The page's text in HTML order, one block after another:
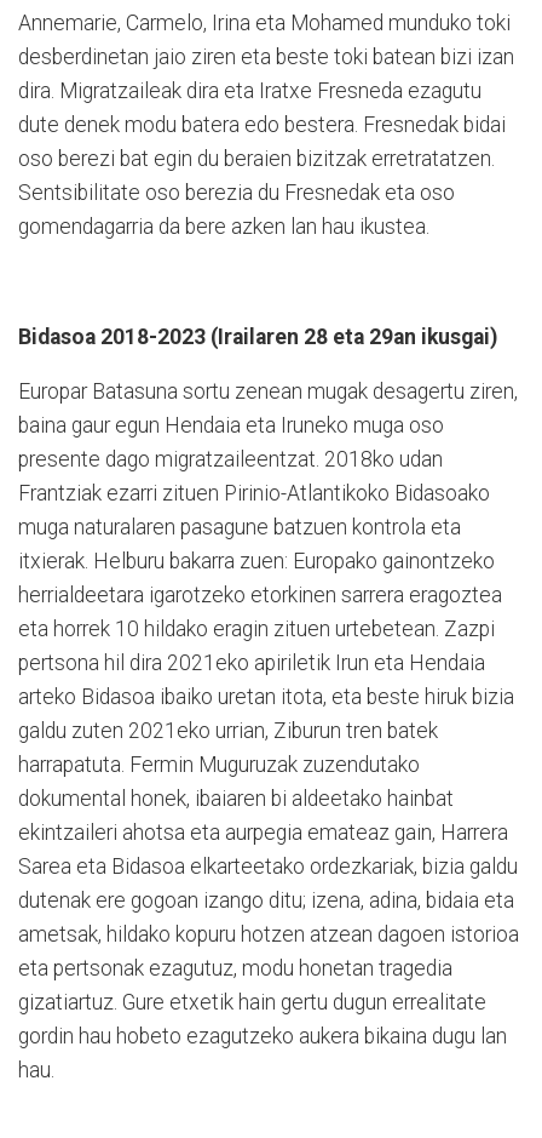
Annemarie, Carmelo, Irina eta Mohamed munduko toki
desberdinetan jaio ziren eta beste toki batean bizi izan
dira. Migratzaileak dira eta Iratxe Fresneda ezagutu
dute denek modu batera edo bestera. Fresnedak bidai
oso berezi bat egin du beraien bizitzak erretratatzen.
Sentsibilitate oso berezia du Fresnedak eta oso
gomendagarria da bere azken lan hau ikustea.
Bidasoa 2018-2023 (Irailaren 28 eta 29an ikusgai)
Europar Batasuna sortu zenean mugak desagertu ziren,
baina gaur egun Hendaia eta Iruneko muga oso
presente dago migratzaileentzat. 2018ko udan
Frantziak ezarri zituen Pirinio-Atlantikoko Bidasoako
muga naturalaren pasagune batzuen kontrola eta
itxierak. Helburu bakarra zuen: Europako gainontzeko
herrialdeetara igarotzeko etorkinen sarrera eragoztea
eta horrek 10 hildako eragin zituen urtebetean. Zazpi
pertsona hil dira 2021eko apiriletik Irun eta Hendaia
arteko Bidasoa ibaiko uretan itota, eta beste hiruk bizia
galdu zuten 2021eko urrian, Ziburun tren batek
harrapatuta. Fermin Muguruzak zuzendutako
dokumental honek, ibaiaren bi aldeetako hainbat
ekintzaileri ahotsa eta aurpegia emateaz gain, Harrera
Sarea eta Bidasoa elkarteetako ordezkariak, bizia galdu
dutenak ere gogoan izango ditu; izena, adina, bidaia eta
ametsak, hildako kopuru hotzen atzean dagoen istorioa
eta pertsonak ezagutuz, modu honetan tragedia
gizatiartuz. Gure etxetik hain gertu dugun errealitate
gordin hau hobeto ezagutzeko aukera bikaina dugu lan
hau.